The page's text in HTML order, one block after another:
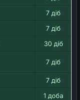
7 діб
7 діб
30 діб
7 діб
7 діб
1 доба